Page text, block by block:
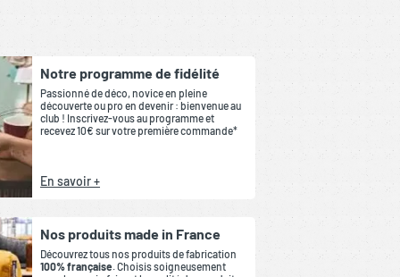
Notre programme de fidélité
Passionné de déco, novice en pleine
découverte ou pro en devenir : bienvenue au
club ! Inscrivez-vous au programme et
recevez 10€ sur votre première commande*
En savoir +
Nos produits made in France
Découvrez tous nos produits de fabrication
100% française. Choisis soigneusement